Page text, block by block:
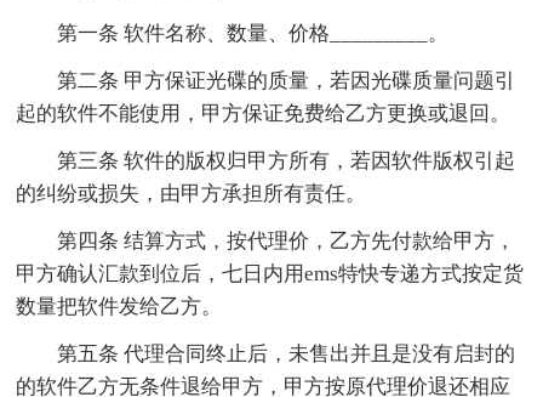
第一条 软件名称、数量、价格_________。
第二条 甲方保证光碟的质量，若因光碟质量问题引
起的软件不能使用，甲方保证免费给乙方更换或退回。
第三条 软件的版权归甲方所有，若因软件版权引起
的纠纷或损失，由甲方承担所有责任。
第四条 结算方式，按代理价，乙方先付款给甲方，
甲方确认汇款到位后，七日内用ems特快专递方式按定货
数量把软件发给乙方。
第五条 代理合同终止后，未售出并且是没有启封的
的软件乙方无条件退给甲方，甲方按原代理价退还相应